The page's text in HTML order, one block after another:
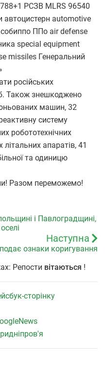
російських
Також знешкоджено
машин, 32
систему
робототехнічних
апаратів, 41
та одиницю
Разом переможемо!
і Павлоградщині,
Наступна
ознаки коригування
Репости вітаються !
сторінку